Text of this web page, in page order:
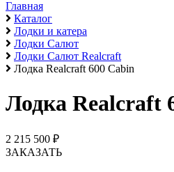
Главная
Каталог
Лодки и катера
Лодки Салют
Лодки Салют Realcraft
Лодка Realcraft 600 Cabin
Лодка Realcraft
2 215 500 ₽
ЗАКАЗАТЬ